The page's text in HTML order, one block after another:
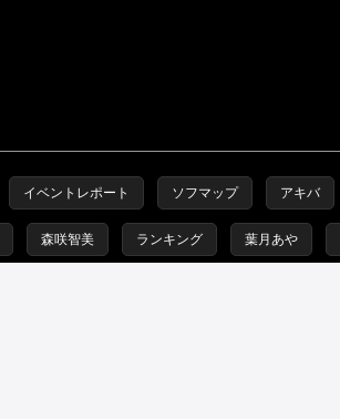
イベントレポート ソフマップ アキバ
森咲智美 ランキング 葉月あや